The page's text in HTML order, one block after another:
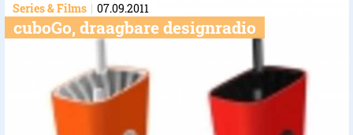
Series & Films 07.09.2011
cuboGo, draagbare designradio